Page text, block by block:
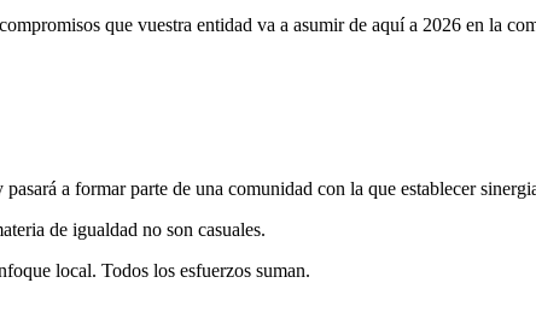
que vuestra entidad va a asumir de aquí a 2026 en la
a formar parte de una comunidad con la que establecer
de igualdad no son casuales.
local. Todos los esfuerzos suman.